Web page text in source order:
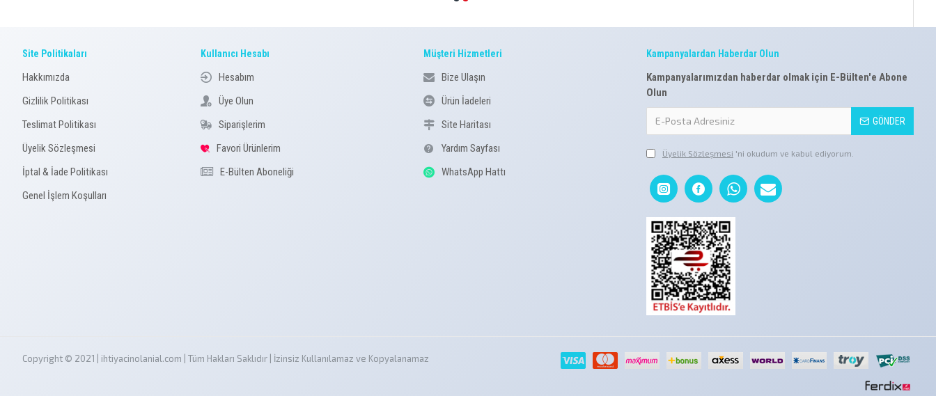
Site Politikaları
Hakkımızda
Gizlilik Politikası
Teslimat Politikası
Üyelik Sözleşmesi
İptal & İade Politikası
Genel İşlem Koşulları
Kullanıcı Hesabı
Hesabım
Üye Olun
Siparişlerim
Favori Ürünlerim
E-Bülten Aboneliği
Müşteri Hizmetleri
Bize Ulaşın
Ürün İadeleri
Site Haritası
Yardım Sayfası
WhatsApp Hattı
Kampanyalardan Haberdar Olun
Kampanyalarımızdan haberdar olmak için E-Bülten'e Abone
Olun
GÖNDER
Üyelik Sözleşmesi 'ni okudum ve kabul ediyorum.
Copyright © 2021 | ihtiyacinolanial.com | Tüm Hakları Saklıdır | İzinsiz Kullanılamaz ve Kopyalanamaz